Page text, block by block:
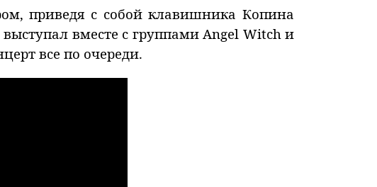
приведя с собой клавишника Копина
вместе с группами Angel Witch и
все по очереди.